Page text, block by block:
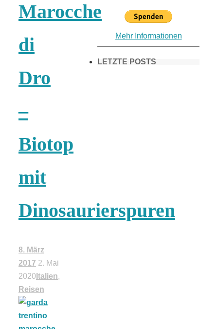
Marocche
di
Dro
–
Biotop
mit
Dinosaurierspuren
8. März
2017 2. Mai
2020 Italien,
Reisen
Mehr Informationen
LETZTE POSTS
Ausflugsziele